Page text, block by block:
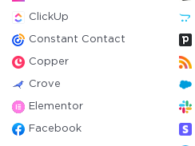
ClickUp
Constant Contact
Copper
Crove
Elementor
Facebook